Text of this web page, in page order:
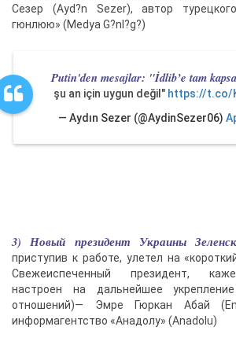
Сезер (Ayd?n Sezer), автор
гюнлюю» (Medya G?nl?g?)
Putin'den mesajlar: "İdlib’e tam
şu an için uygun değil" https://t.co/
— Aydın Sezer (@AydinSezer06)
3) Новый президент Украины
приступив к работе, улетел на
Свежеиспеченный президент,
настроен на дальнейшее укрепление
отношений)— Эмре Гюркан Абай
информагентство «Анадолу» (Anadolu)